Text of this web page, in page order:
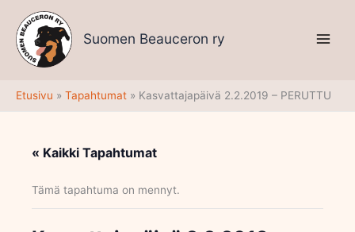
sisältöön
Suomen Beauceron ry
Etusivu Tapahtumat Kasvattajapäivä 2.2.2019 – PERUTTU
« Kaikki Tapahtumat
Tämä tapahtuma on mennyt.